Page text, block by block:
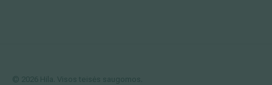
© 2026 Hila. Visos teisės saugomos.